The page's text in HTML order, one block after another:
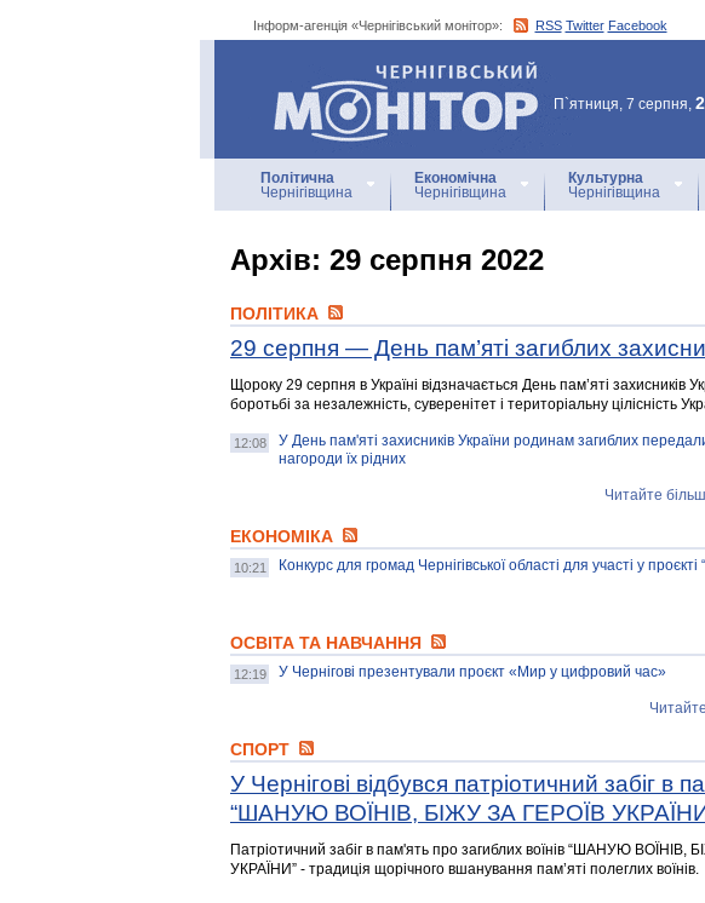
Інформ-агенція «Чернігівський монітор»: RSS Twitter Facebook
Інформ-агенція
«Чернігівський монітор»
П`ятниця, 7 серпня,
Політична
Чернігівщина
Економічна
Чернігівщина
Культурна
Чернігівщина
Архiв: 29 серпня 2022
ПОЛІТИКА
29 серпня — День пам’яті загиблих
Щороку 29 серпня в Україні відзначається День пам’яті захисників
боротьбі за незалежність, суверенітет і територіальну цілісність
12:08
У День пам'яті захисників України родинам загиблих
нагороди їх рідних
Читайте
ЕКОНОМІКА
10:21 Конкурс для громад Чернігівської області для участі у
ОСВІТА ТА НАВЧАННЯ
12:19 У Чернігові презентували проєкт «Мир у цифровий час»
СПОРТ
У Чернігові відбувся патріотичний забіг в
“ШАНУЮ ВОЇНІВ, БІЖУ ЗА ГЕРОЇВ
Патріотичний забіг в пам'ять про загиблих воїнів “ШАНУЮ ВОЇНІВ,
УКРАЇНИ” - традиція щорічного вшанування пам’яті полеглих воїнів.